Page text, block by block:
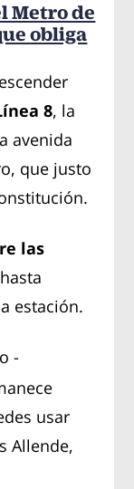
Metro de
obliga
8, la
avenida
que justo
las
estación.
-
usar
Allende,